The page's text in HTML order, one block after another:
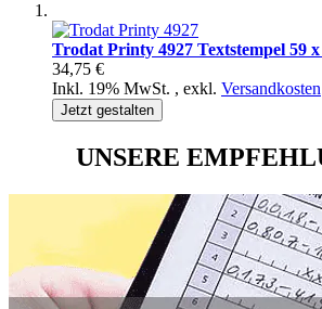
Trodat Printy 4927 Textstempel 59
34,75 €
Inkl. 19% MwSt. , exkl. Versandkosten
Jetzt gestalten
UNSERE